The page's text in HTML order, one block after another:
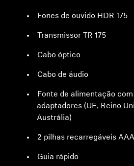
Fones de ouvido HDR 175
Transmissor TR 175
Cabo óptico
Cabo de áudio
Fonte de alimentação com
adaptadores (UE, Reino
Austrália)
2 pilhas recarregáveis
Guia rápido